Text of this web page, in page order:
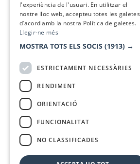
l'experiència de l'usuari. En utilitzar el
nostre lloc web, accepteu totes les galetes
d’acord amb la nostra Política de galetes.
Llegir-ne més
MOSTRA TOTS ELS SOCIS (1913) →
ESTRICTAMENT NECESSÀRIES
RENDIMENT
ORIENTACIÓ
FUNCIONALITAT
NO CLASSIFICADES